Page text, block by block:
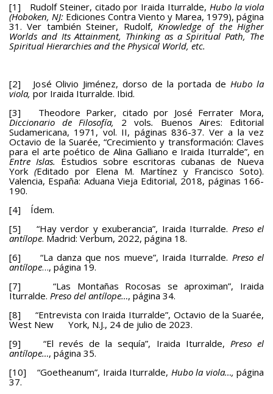
[1] Rudolf Steiner, citado por Iraida Iturralde,Hubo la viola
(Hoboken, NJ: Ediciones Contra Viento y Marea, 1979), página
31. Ver también Steiner, Rudolf, Knowledge of the Higher
Worlds and Its Attainment, Thinking as a Spiritual Path, The
Spiritual Hierarchies and the Physical World, etc.
[2] José Olivio Jiménez, dorso de la portada deHubo la
viola, por Iraida Iturralde. Ibid.
[3] Theodore Parker, citado por José Ferrater Mora,
Diccionario de Filosofía, 2 vols. Buenos Aires: Editorial
Sudamericana, 1971, vol. II, páginas 836-37. Ver a la vez
Octavio de la Suarée, “Crecimiento y transformación: Claves
para el arte poético de Alina Galliano e Iraida Iturralde”, en
Entre Islas. Estudios sobre escritoras cubanas de Nueva
York (Editado por Elena M. Martínez y Francisco Soto).
Valencia, España: Aduana Vieja Editorial, 2018, páginas 166-
190.
[4] Ídem.
[5] “Hay verdor y exuberancia”, Iraida Iturralde. Preso el
antílope. Madrid: Verbum, 2022, página 18.
[6] “La danza que nos mueve”, Iraida Iturralde. Preso el
antílope…, página 19.
[7] “Las Montañas Rocosas se aproximan”, Iraida
Iturralde. Preso del antílope…, página 34.
[8] “Entrevista con Iraida Iturralde”, Octavio de la Suarée,
West New York, N.J., 24 de julio de 2023.
[9] “El revés de la sequía”, Iraida Iturralde, Preso el
antílope…, página 35.
[10] “Goetheanum”, Iraida Iturralde, Hubo la viola…, página
37.